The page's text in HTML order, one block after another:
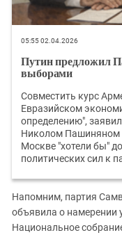
05:55 02.04.2026
Путин предложил
выборами
Совместить курс
Евразийском
определению",
Николом Пашиняном
Москве "хотели бы"
политических сил к
Напомним, партия
объявила о намерении
Национальное